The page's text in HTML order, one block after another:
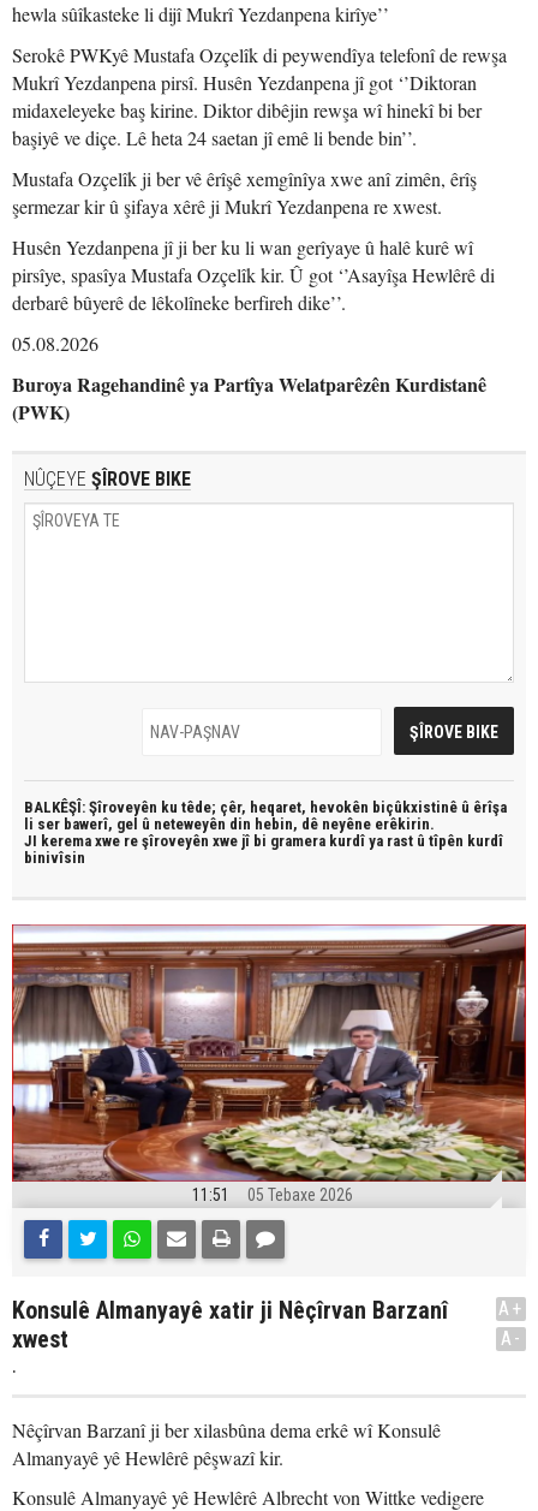
hewla sûîkasteke li dijî Mukrî Yezdanpena kirîye’’
Serokê PWKyê Mustafa Ozçelîk di peywendîya telefonî de rewşa
Mukrî Yezdanpena pirsî. Husên Yezdanpena jî got ‘’Diktoran
midaxeleyeke baş kirine. Diktor dibêjin rewşa wî hinekî bi ber
başiyê ve diçe. Lê heta 24 saetan jî emê li bende bin’’.
Mustafa Ozçelîk ji ber vê êrîşê xemgînîya xwe anî zimên, êrîş
şermezar kir û şifaya xêrê ji Mukrî Yezdanpena re xwest.
Husên Yezdanpena jî ji ber ku li wan gerîyaye û halê kurê wî
pirsîye, spasîya Mustafa Ozçelîk kir. Û got ‘’Asayîşa Hewlêrê di
derbarê bûyerê de lêkolîneke berfireh dike’’.
05.08.2026
Buroya Ragehandinê ya Partîya Welatparêzên Kurdistanê
(PWK)
NÛÇEYE ŞÎROVE BIKE
BALKÊŞÎ: Şîroveyên ku têde; çêr, heqaret, hevokên biçûkxistinê û êrîşa
li ser bawerî, gel û neteweyên din hebin, dê neyêne erêkirin.
JI kerema xwe re şîroveyên xwe jî bi gramera kurdî ya rast û tîpên kurdî
binivîsin
11:51 05 Tebaxe 2026
Konsulê Almanyayê xatir ji Nêçîrvan Barzanî
xwest
.
A+
A-
Nêçîrvan Barzanî ji ber xilasbûna dema erkê wî Konsulê
Almanyayê yê Hewlêrê pêşwazî kir.
Konsulê Almanyayê yê Hewlêrê Albrecht von Wittke vedigere